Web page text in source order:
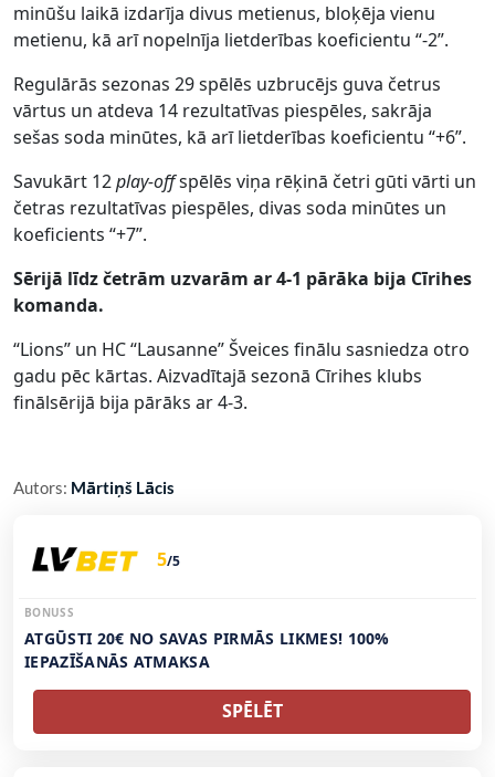
minūšu laikā izdarīja divus metienus, bloķēja vienu
metienu, kā arī nopelnīja lietderības koeficientu “-2”.
Regulārās sezonas 29 spēlēs uzbrucējs guva četrus
vārtus un atdeva 14 rezultatīvas piespēles, sakrāja
sešas soda minūtes, kā arī lietderības koeficientu “+6”.
Savukārt 12play-offspēlēs viņa rēķinā četri gūti vārti un
četras rezultatīvas piespēles, divas soda minūtes un
koeficients “+7”.
Sērijā līdz četrām uzvarām ar 4-1 pārāka bija Cīrihes
komanda.
“Lions” un HC “Lausanne” Šveices finālu sasniedza otro
gadu pēc kārtas. Aizvadītajā sezonā Cīrihes klubs
finālsērijā bija pārāks ar 4-3.
Autors: Mārtiņš Lācis
5/5
BONUSS
ATGŪSTI 20€ NO SAVAS PIRMĀS LIKMES! 100%
IEPAZĪŠANĀS ATMAKSA
SPĒLĒT